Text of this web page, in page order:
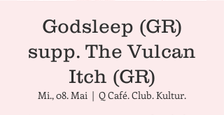
Godsleep (GR)
supp. The Vulcan
Itch (GR)
Mi., 08. Mai
  |
Q Café. Club. Kultur.